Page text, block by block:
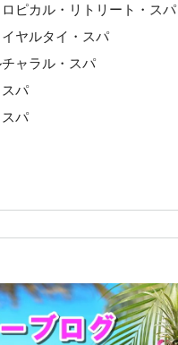
ピカル・リトリート・スパ
ヤルタイ・スパ
ャラル・スパ
パ
パ